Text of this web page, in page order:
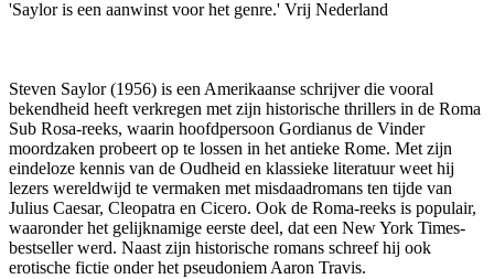
'Saylor is een aanwinst voor het genre.' Vrij Nederland
Steven Saylor (1956) is een Amerikaanse schrijver die vooral
bekendheid heeft verkregen met zijn historische thrillers in de Roma
Sub Rosa-reeks, waarin hoofdpersoon Gordianus de Vinder
moordzaken probeert op te lossen in het antieke Rome. Met zijn
eindeloze kennis van de Oudheid en klassieke literatuur weet hij
lezers wereldwijd te vermaken met misdaadromans ten tijde van
Julius Caesar, Cleopatra en Cicero. Ook de Roma-reeks is populair,
waaronder het gelijknamige eerste deel, dat een New York Times-
bestseller werd. Naast zijn historische romans schreef hij ook
erotische fictie onder het pseudoniem Aaron Travis.